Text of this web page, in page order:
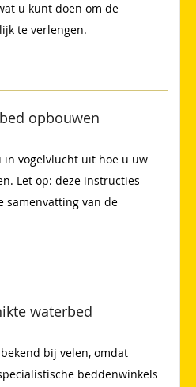
u kunt doen om de
te verlengen.
opbouwen
vogelvlucht uit hoe u uw
Let op: deze instructies
samenvatting van de
waterbed
bij velen, omdat
beddenwinkels